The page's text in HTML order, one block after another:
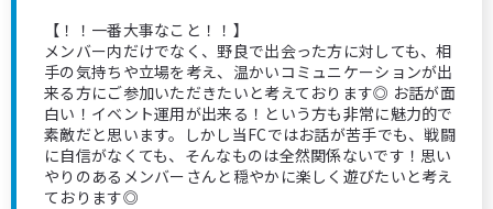
【！！一番大事なこと！！】
メンバー内だけでなく、野良で出会った方に対しても、相
手の気持ちや立場を考え、温かいコミュニケーションが出
来る方にご参加いただきたいと考えております◎ お話が面
白い！イベント運用が出来る！という方も非常に魅力的で
素敵だと思います。しかし当FCではお話が苦手でも、戦闘
に自信がなくても、そんなものは全然関係ないです！思い
やりのあるメンバーさんと穏やかに楽しく遊びたいと考え
ております◎